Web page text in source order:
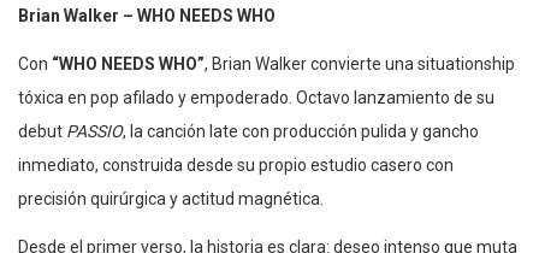
Brian Walker – WHO NEEDS WHO
Con “WHO NEEDS WHO”, Brian Walker convierte una situationship
tóxica en pop afilado y empoderado. Octavo lanzamiento de su
debut PASSIO, la canción late con producción pulida y gancho
inmediato, construida desde su propio estudio casero con
precisión quirúrgica y actitud magnética.
Desde el primer verso, la historia es clara: deseo intenso que muta